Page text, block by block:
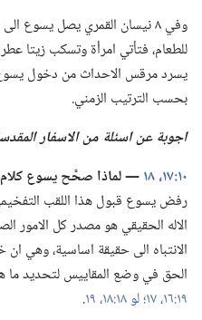
وفي ٨ نيسان القمري يصل يسوع
للطعام،‏ فتأتي امرأة وتسكب زيتا
يسرد مرقس الاحداث من دخول يسوع
بحسب الترتيب الزمني.‏
اجوبة عن اسئلة من الاسفار
١٠:‏١٧،‏ ١٨
‏—‏ لماذا صحَّح يسوع كلام
رفض يسوع قبول هذا اللقب
الاله الحقيقي هو مصدر كل الامور
الانتباه الى حقيقة اساسية،‏ وهي ان
الحق في وضع المقاييس لتحديد
١٩:‏١٦،‏ ١٧؛‏
لو ١٨:‏١٨،‏ ١٩
‏.‏